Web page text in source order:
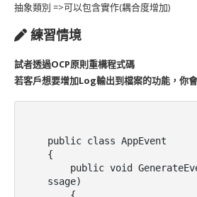
抽象類別 =>可以包含實作(耦合度增加)
練習情境
試者透過OCP原則重構程式碼
若客戶想要增加Log輸出到檔案的功能，你
public class AppEvent
{
ssage)